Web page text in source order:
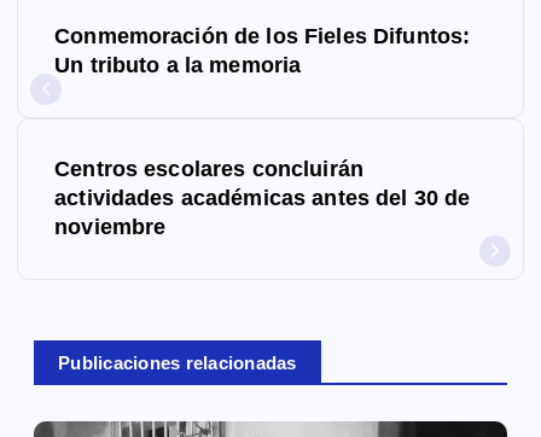
ó
Conmemoración de los Fieles Difuntos:
Un tributo a la memoria
Centros escolares concluirán
actividades académicas antes del 30 de
noviembre
Publicaciones relacionadas